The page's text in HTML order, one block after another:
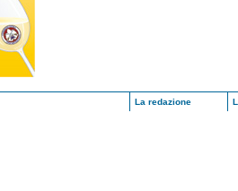
La redazione